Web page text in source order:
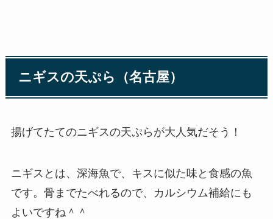
ニギスの天ぷら（名古屋）
揚げてたてのニギスの天ぷらが大人気だそう！
ニギスとは、深海魚で、キスに似た味と食感の魚
です。骨までたべれるので、カルシウム補給にも
よいですね＾＾